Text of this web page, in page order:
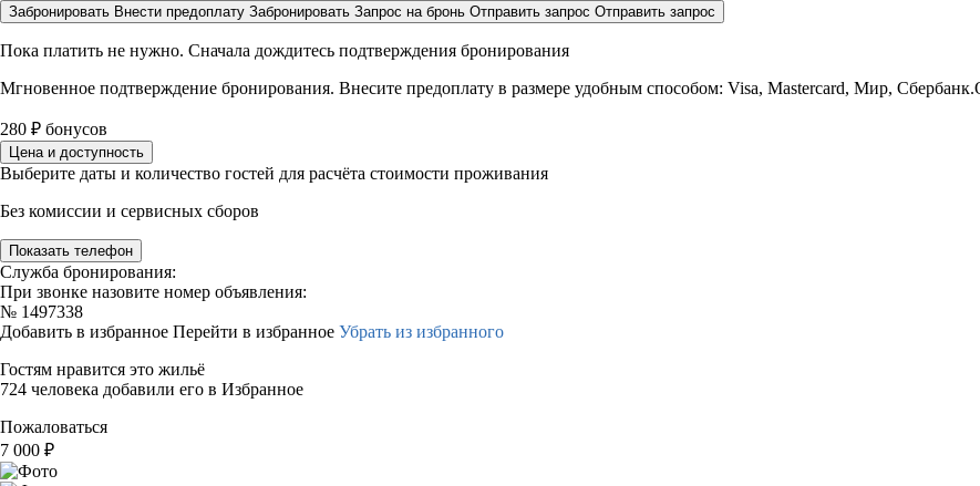
Забронировать Внести предоплату Забронировать Запрос на бронь Отправить запрос Отправить запрос
Пока платить не нужно. Сначала дождитесь подтверждения бронирования
Мгновенное подтверждение бронирования. Внесите предоплату в размере удобным способом: Visa, Mastercard, Мир,
280 ₽ бонусов
Цена и доступность
Выберите даты и количество гостей для расчёта стоимости проживания
Без комиссии и сервисных сборов
Показать телефон
Служба бронирования:
При звонке назовите номер объявления:
№ 1497338
Добавить в избранное Перейти в избранное Убрать из избранного
Гостям нравится это жильё
724 человека добавили его в Избранное
Пожаловаться
7 000 ₽